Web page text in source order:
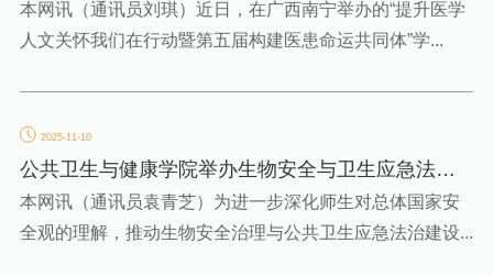
大奖
本网讯（通讯员刘琪）近日，在广西南宁举办的“提升医学
人文关怀我们在行动暨第五届构建医患命运共同体”学...
2025-11-10
公共卫生与健康学院举办生物安全与卫生应急法治
建设专题学术讲座
本网讯（通讯员袁青芝）为进一步深化师生对总体国家安
全观的理解，推动生物安全治理与公共卫生应急法治建设...